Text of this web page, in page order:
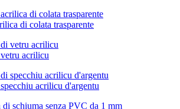
di colata trasparente
acrilicu
acrilicu d'argentu